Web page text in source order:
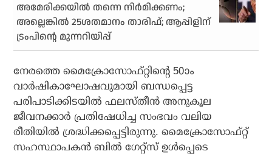
അമേരിക്കയില്‍ തന്നെ നിര്‍മിക്കണം;
അല്ലെങ്കില്‍ 25ശതമാനം താരിഫ്; ആപ്പിളിന്
ട്രംപിന്റെ മുന്നറിയിപ്പ്
നേരത്തെ മൈക്രോസോഫ്റ്റിന്റെ 50ാം
വാര്‍ഷികാഘോഷവുമായി ബന്ധപ്പെട്ട
പരിപാടിക്കിടയില്‍ ഫലസ്തീന്‍ അനുകൂല
ജീവനക്കാര്‍ പ്രതിഷേധിച്ച സംഭവം വലിയ
രീതിയില്‍ ശ്രദ്ധിക്കപ്പെട്ടിരുന്നു. മൈക്രോസോഫ്റ്റ്
സഹസ്ഥാപകന്‍ ബില്‍ ഗേറ്റ്സ് ഉള്‍പ്പെടെ